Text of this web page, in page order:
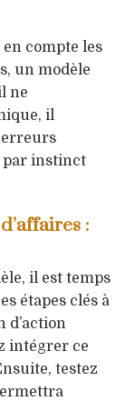
compte les
un modèle
ne
il
erreurs
par instinct
:
il est temps
étapes clés à
d’action
intégrer ce
testez